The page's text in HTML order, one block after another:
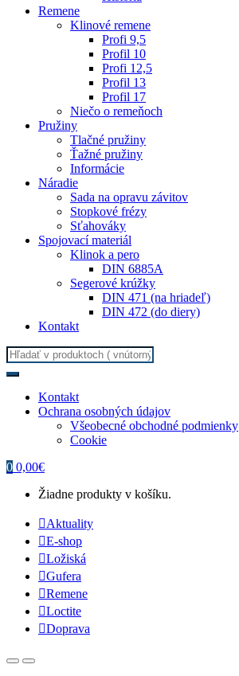
Remene
Klinové remene
Profi 9,5
Profil 10
Profi 12,5
Profil 13
Profil 17
Niečo o remeňoch
Pružiny
Tlačné pružiny
Ťažné pružiny
Informácie
Náradie
Sada na opravu závitov
Stopkové frézy
Sťahováky
Spojovací materiál
Klinok a pero
DIN 6885A
Segerové krúžky
DIN 471 (na hriadeľ)
DIN 472 (do diery)
Kontakt
Search for:
Kontakt
Ochrana osobných údajov
Všeobecné obchodné podmienky
Cookie
0 0,00€
Žiadne produkty v košíku.
Aktuality
E-shop
Ložiská
Gufera
Remene
Loctite
Doprava